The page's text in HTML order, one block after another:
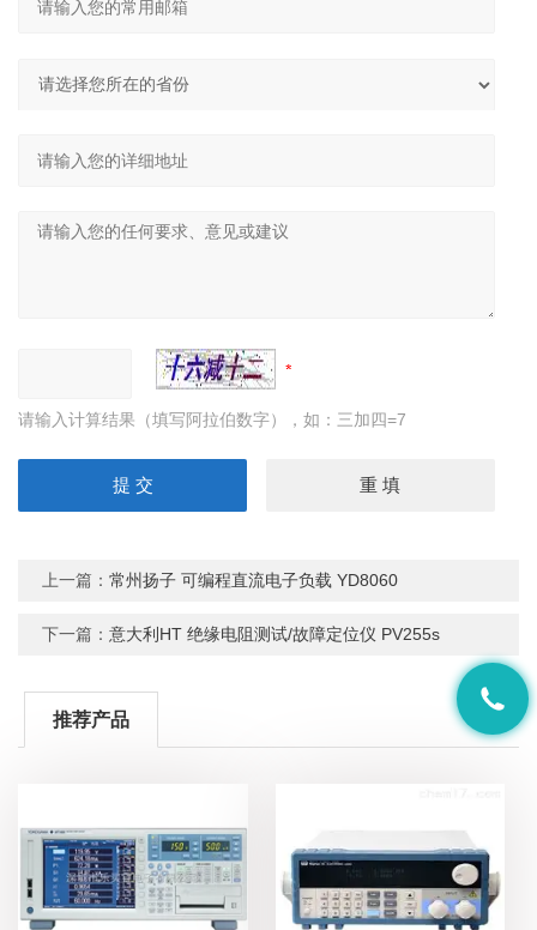
请输入计算结果（填写阿拉伯数字），如：三加四=7
上一篇：常州扬子 可编程直流电子负载 YD8060
下一篇：意大利HT 绝缘电阻测试/故障定位仪 PV255s
推荐产品